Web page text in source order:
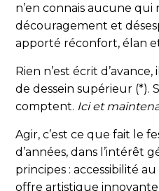
n’en connais aucune qui
découragement et
apporté réconfort, élan
Rien n’est écrit d’avance,
de dessein supérieur (*).
comptent. Ici et
Agir, c’est ce que fait le
d’années, dans l’intérêt
principes : accessibilité
offre artistique